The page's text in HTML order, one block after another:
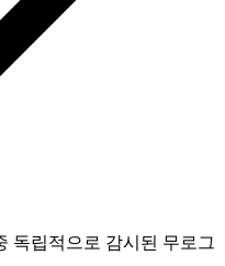
독립적으로 감시된 무로그